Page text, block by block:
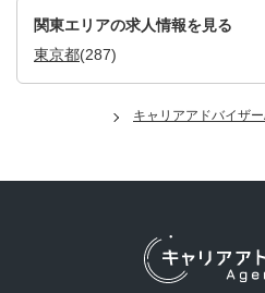
関東エリアの求人情報を見る
東京都(287)
キャリアアドバイザ